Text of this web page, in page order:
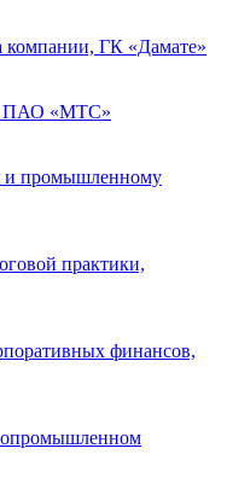
компании, ГК «Дамате»
ПАО «МТС»
и промышленному
практики,
финансов,